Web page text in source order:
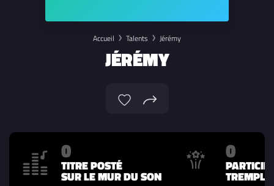
Accueil Talents Jérémy
JÉRÉMY
0
TITRE POSTÉ
SUR LE MUR DU SON
0